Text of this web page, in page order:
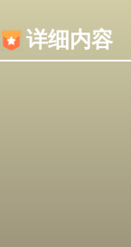
详细内容